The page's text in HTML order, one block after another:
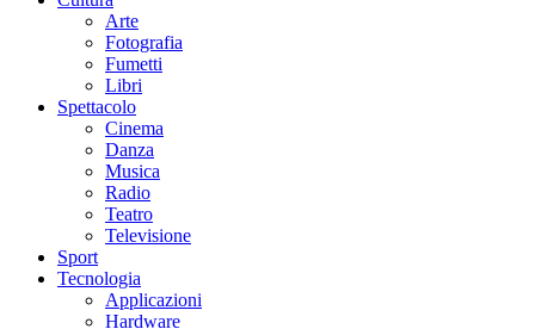
Arte
Fotografia
Fumetti
Libri
Spettacolo
Cinema
Danza
Musica
Radio
Teatro
Televisione
Sport
Tecnologia
Applicazioni
Hardware